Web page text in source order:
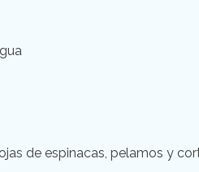
de espinacas, pelamos y